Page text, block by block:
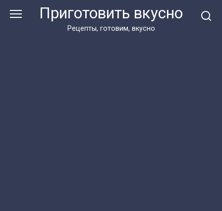
Приготовить вкусно
Рецепты, готовим, вкусно